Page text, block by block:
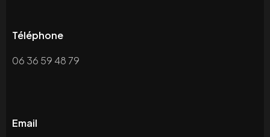
Téléphone
06 36 59 48 79
Email